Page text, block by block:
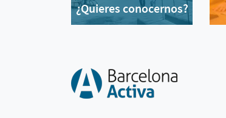
¿Quieres conocernos?